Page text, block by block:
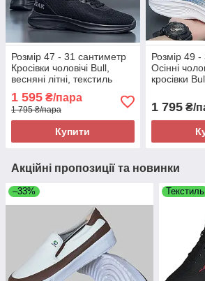
Розмір 47 - 31 сантиметр
Кросівки чоловічі Bull,
весняні літні, текстиль
піни, легкі і зручні
1 595 ₴/пара
1 795 ₴/пара
Купити
Розмір 49
Осінні
кросівки
легкі і зручні
1 795₴/
Акційні пропозиції та новинки
–33% Текстиль